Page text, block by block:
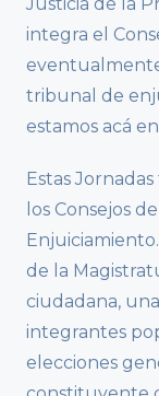
integra el
tribunal de
estamos acá
Estas
los Consejos
de la
ciudadana,
integrantes
elecciones